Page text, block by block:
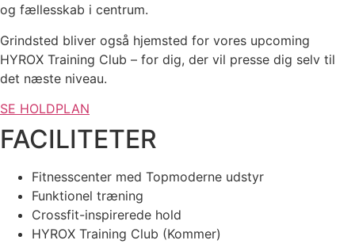
og fællesskab i centrum.
Grindsted bliver også hjemsted for vores upcoming
HYROX Training Club – for dig, der vil presse dig selv til
det næste niveau.
SE HOLDPLAN
FACILITETER
Fitnesscenter med Topmoderne udstyr
Funktionel træning
Crossfit-inspirerede hold
HYROX Training Club (Kommer)